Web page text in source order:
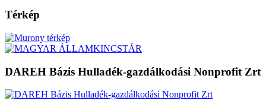
Térkép
DAREH Bázis Hulladék-gazdálkodási Nonprofit Zrt